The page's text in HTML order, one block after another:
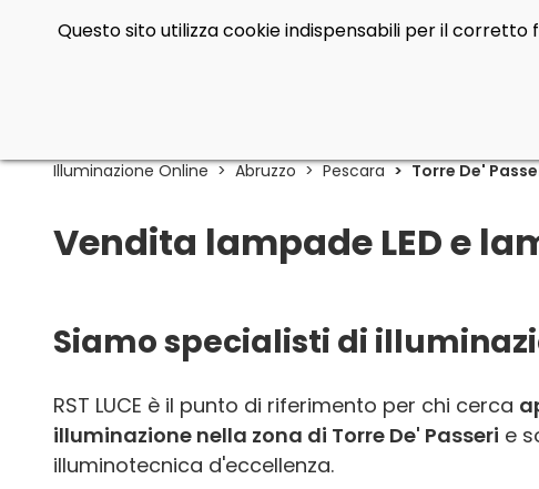
Illuminazione Online Abruzzo Pescara Torre De'
Vendita lampade LED e
Siamo specialisti di
RST LUCE è il punto di riferimento per chi cerca
illuminazione nella zona di Torre De' Passeri e
illuminotecnica d'eccellenza.
Questo sito utilizza cookie indispensabili per il